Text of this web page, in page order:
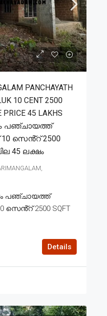
PANCHAYATH
10 CENT 2500
PRICE 45 LAKHS
പഞ്ചായത്ത്
സെൻ്റ് 2500
45 ലക്ഷം
പഞ്ചായത്ത്
2500 SQFT
Details